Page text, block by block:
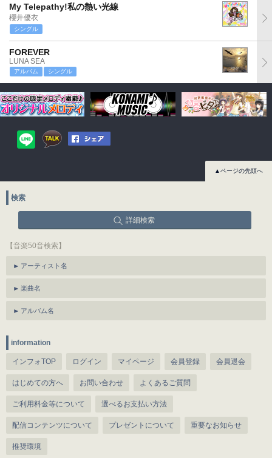
My Telepathy!私の熱い光線
櫻井優衣
シングル
FOREVER
LUNA SEA
アルバム シングル
▲ページの先頭へ
検索
詳細検索
【音楽50音検索】
アーティスト名
楽曲名
アルバム名
information
インフォTOP ログイン マイページ 会員登録 会員退会
はじめての方へ お問い合わせ よくあるご質問
ご利用料金等について 選べるお支払い方法
配信コンテンツについて プレゼントについて 重要なお知らせ
推奨環境